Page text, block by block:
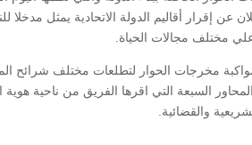
عن إقرار أقاليم الدولة الاتحادية يمثل مدخلا
مختلف مجالات الحياة.
مخرجات الحوار لتطلعات مختلف شرائح
السبعة التي اقرها الفريق من ناحية هوية
والقضائية.